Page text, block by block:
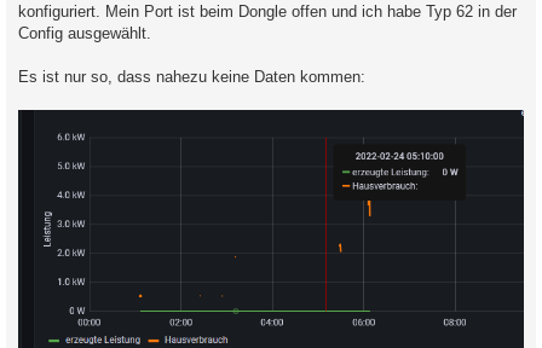
r
g
konfiguriert. Mein Port ist beim Dongle offen und ich habe Typ 62 in der
Config ausgewählt.
Es ist nur so, dass nahezu keine Daten kommen: